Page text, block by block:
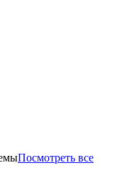
Посмотреть все